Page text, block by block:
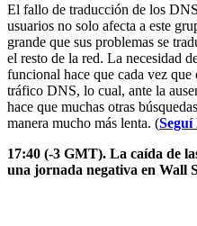
El fallo de traducción de los
usuarios no solo afecta a este
grande que sus problemas se
el resto de la red. La necesidad
funcional hace que cada vez que
tráfico DNS, lo cual, ante la
hace que muchas otras
manera mucho más lenta. (Seguí
17:40 (-3 GMT). La caída de
una jornada negativa en Wall